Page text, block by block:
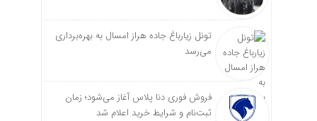
تونل زیارباغ جاده هراز امسال به بهره‌برداری
می‌رسد
فروش فوری دنا پلاس آغاز می‌شود؛ زمان
ثبت‌نام و شرایط خرید اعلام شد